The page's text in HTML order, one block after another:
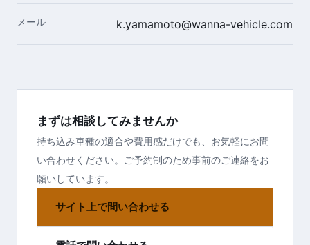
メール k.yamamoto@wanna-vehicle.com
まずは相談してみませんか
持ち込み車種の適合や費用感だけでも、お気軽にお問
い合わせください。ご予約制のため事前のご連絡をお
願いしています。
サイト上で問い合わせる